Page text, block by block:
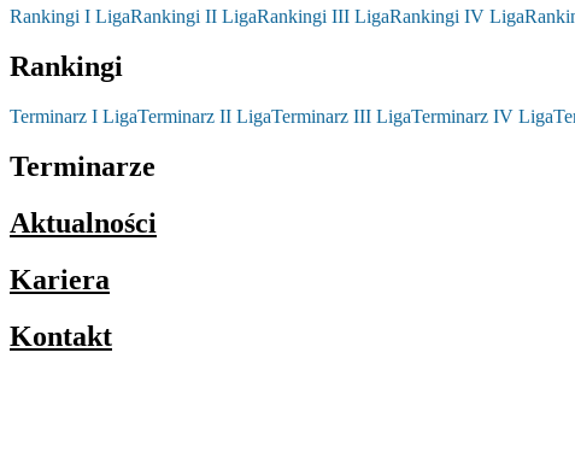
Rankingi I LigaRankingi II LigaRankingi III LigaRankingi IV Liga
Rankingi
Terminarz I LigaTerminarz II LigaTerminarz III LigaTerminarz IV Liga
Terminarze
Aktualności
Kariera
Kontakt